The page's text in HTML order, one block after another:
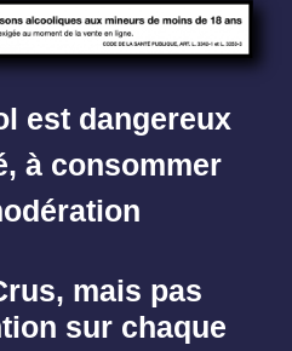
est dangereux
à consommer
mais pas
sur chaque